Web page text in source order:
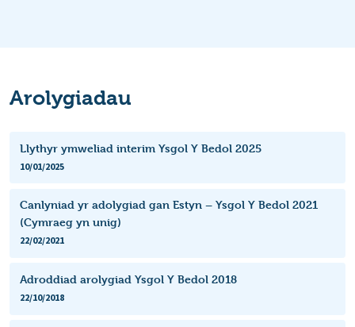
Arolygiadau
Llythyr ymweliad interim Ysgol Y Bedol 2025
10/01/2025
Canlyniad yr adolygiad gan Estyn – Ysgol Y Bedol 2021
(Cymraeg yn unig)
22/02/2021
Adroddiad arolygiad Ysgol Y Bedol 2018
22/10/2018